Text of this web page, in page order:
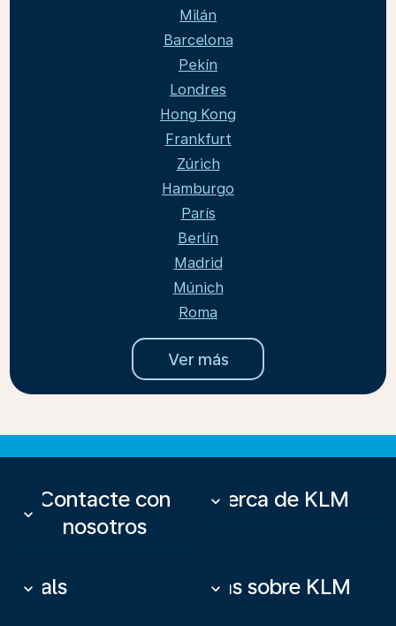
Milán
Barcelona
Pekín
Londres
Hong Kong
Frankfurt
Zúrich
Hamburgo
París
Berlín
Madrid
Múnich
Roma
Ver más
Contacte con
nosotros
keyboard_arrow_down
Acerca de KLM
keyboard_arrow_down
Deals
keyboard_arrow_down Más sobre KLM
keyboard_arrow_down